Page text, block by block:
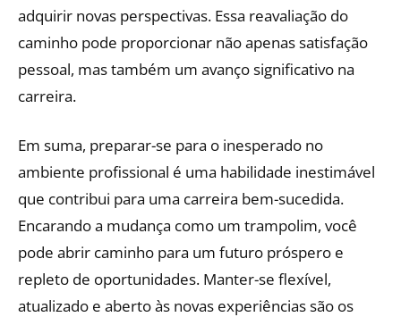
adquirir novas perspectivas. Essa reavaliação do
caminho pode proporcionar não apenas satisfação
pessoal, mas também um avanço significativo na
carreira.
Em suma, preparar-se para o inesperado no
ambiente profissional é uma habilidade inestimável
que contribui para uma carreira bem-sucedida.
Encarando a mudança como um trampolim, você
pode abrir caminho para um futuro próspero e
repleto de oportunidades. Manter-se flexível,
atualizado e aberto às novas experiências são os